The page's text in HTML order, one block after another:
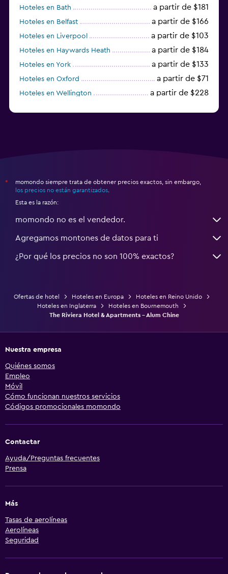
Hoteles en Bath a partir de $181
Hoteles en Belfast a partir de $166
Hoteles en Liverpool a partir de $103
Hoteles en Haywards Heath a partir de $184
Hoteles en York a partir de $133
Hoteles en Oxford a partir de $71
Hoteles en Wellington a partir de $228
*
momondo siempre trata de obtener precios exactos, sin embargo,
los precios no están garantizados
Esta es la razón:
momondo no es el vendedor.
Agregamos montones de datos para ti
¿Por qué los precios no son 100% exactos?
Ofertas de hotel Hoteles en Europa
Hoteles en Reino Unido
Hoteles en Inglaterra
Hoteles en Bournemouth
The Riviera Hotel & Apartments - Alum Chine
Nuestra empresa
Quiénes somos
Empleo
Móvil
Cómo funcionan nuestros servicios
Códigos promocionales momondo
Contactar
Ayuda/Preguntas frecuentes
Prensa
Más
Tasas de aerolíneas
Aerolíneas
Seguridad